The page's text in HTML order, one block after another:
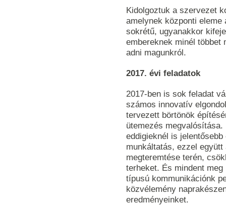
Kidolgoztuk a szervezet
amelynek központi
sokrétű, ugyanakkor
embereknek minél többet
adni magunkról.
2017. évi feladatok
2017-ben is sok feladat
számos innovatív
tervezett börtönök
ütemezés
eddigieknél is
munkáltatás, ezzel
megteremtése terén,
terheket. És mindent
típusú kommunikációnk
közvélemény
eredményeinket.